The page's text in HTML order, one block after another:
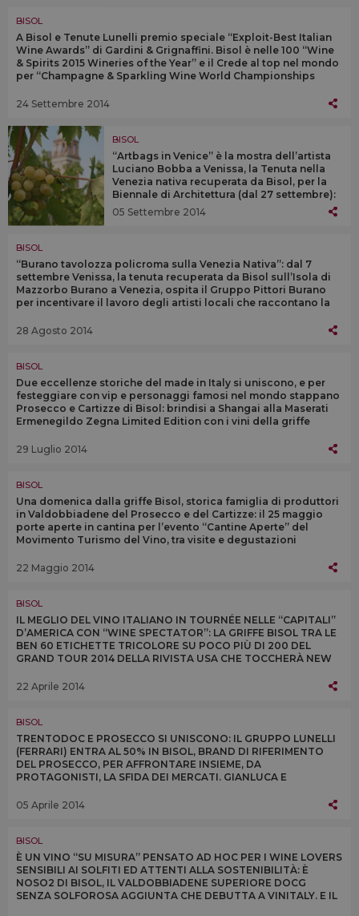
BISOL
A Bisol e Tenute Lunelli premio speciale “Exploit-Best Italian
Wine Awards” di Gardini & Grignaffini. Bisol è nelle 100 “Wine
& Spirits 2015 Wineries of the Year” e il Crede al top nel mondo
per “Champagne & Sparkling Wine World Championships
24 Settembre 2014
BISOL
“Artbags in Venice” è la mostra dell’artista
Luciano Bobba a Venissa, la Tenuta nella
Venezia nativa recuperata da Bisol, per la
Biennale di Architettura (dal 27 settembre):
una carrellata della folla di spettatori
dell’Esposizione d’arte di Venezia
05 Settembre 2014
BISOL
“Burano tavolozza policroma sulla Venezia Nativa”: dal 7
settembre Venissa, la tenuta recuperata da Bisol sull’Isola di
Mazzorbo Burano a Venezia, ospita il Gruppo Pittori Burano
per incentivare il lavoro degli artisti locali che raccontano la
28 Agosto 2014
BISOL
Due eccellenze storiche del made in Italy si uniscono, e per
festeggiare con vip e personaggi famosi nel mondo stappano
Prosecco e Cartizze di Bisol: brindisi a Shangai alla Maserati
Ermenegildo Zegna Limited Edition con i vini della griffe
29 Luglio 2014
BISOL
Una domenica dalla griffe Bisol, storica famiglia di produttori
in Valdobbiadene del Prosecco e del Cartizze: il 25 maggio
porte aperte in cantina per l’evento “Cantine Aperte” del
Movimento Turismo del Vino, tra visite e degustazioni
22 Maggio 2014
BISOL
IL MEGLIO DEL VINO ITALIANO IN TOURNÉE NELLE “CAPITALI”
D’AMERICA CON “WINE SPECTATOR”: LA GRIFFE BISOL TRA LE
BEN 60 ETICHETTE TRICOLORE SU POCO PIÙ DI 200 DEL
GRAND TOUR 2014 DELLA RIVISTA USA CHE TOCCHERÀ NEW
22 Aprile 2014
BISOL
TRENTODOC E PROSECCO SI UNISCONO: IL GRUPPO LUNELLI
(FERRARI) ENTRA AL 50% IN BISOL, BRAND DI RIFERIMENTO
DEL PROSECCO, PER AFFRONTARE INSIEME, DA
PROTAGONISTI, LA SFIDA DEI MERCATI. GIANLUCA E
AZIENDA
05 Aprile 2014
BISOL
È UN VINO “SU MISURA” PENSATO AD HOC PER I WINE LOVERS
SENSIBILI AI SOLFITI ED ATTENTI ALLA SOSTENIBILITÀ: È
NOSO2 DI BISOL, IL VALDOBBIADENE SUPERIORE DOCG
SENZA SOLFOROSA AGGIUNTA CHE DEBUTTA A VINITALY. E IL